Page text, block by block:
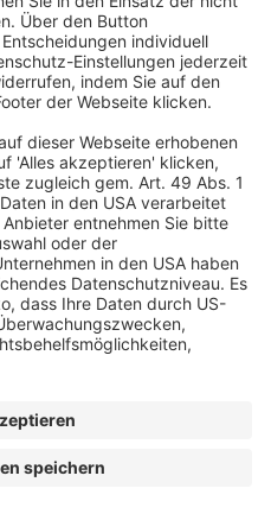
Cookie-Einstellungen Start